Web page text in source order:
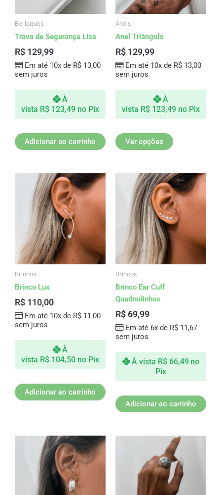
Berloques
Trava de Segurança Lisa
R$ 129,99
Em até 10x de R$13,00
sem juros
À
vista R$ 123,49 no Pix
Adicionar ao carrinho
Anéis
Anel Triângulo
R$ 129,99
Em até 10x de R$13,00
sem juros
À
vista R$ 123,49 no Pix
Ver opções
podem
do
Brincos
Brinco Lux
R$ 110,00
Em até 10x de R$11,00
sem juros
À
vista R$ 104,50 no Pix
Adicionar ao carrinho
Brincos
Brinco Ear Cuff
Quadradinhos
R$ 69,99
Em até 6x de R$11,67
sem juros
À vista R$66,49 no
Pix
Adicionar ao carrinho
Este
produto
tem
várias
variantes.